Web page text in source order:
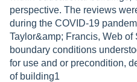
perspective. The reviews
during the COVID-19
Taylor&amp; Francis, Web
boundary conditions
for use and or precondition,
of building1